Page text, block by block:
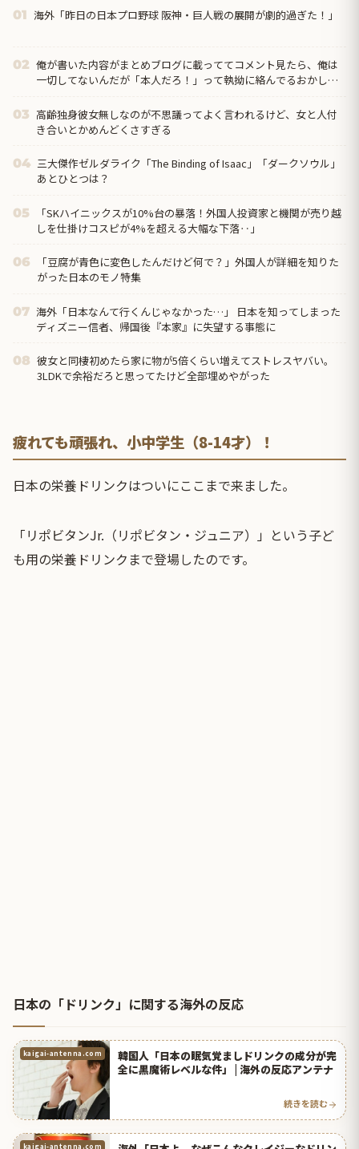
01 海外「昨日の日本プロ野球 阪神・巨人戦の展開が劇的過ぎた！」
02 俺が書いた内容がまとめブログに載っててコメント見たら、俺は
一切してないんだが「本人だろ！」って執拗に絡んでるおかしな
03 高齢独身彼女無しなのが不思議ってよく言われるけど、女と人付
き合いとかめんどくさすぎる
04 三大傑作ゼルダライク「The Binding of Isaac」「ダークソウル」
あとひとつは？
05
「SKハイニックスが10%台の暴落！外国人投資家と機関が売り越
しを仕掛けコスピが4%を超える大幅な下落‥」
06
「豆腐が青色に変色したんだけど何で？」外国人が詳細を知りた
がった日本のモノ特集
07 海外「日本なんて行くんじゃなかった…」 日本を知ってしまった
ディズニー信者、帰国後『本家』に失望する事態に
08 彼女と同棲初めたら家に物が5倍くらい増えてストレスヤバい。
3LDKで余裕だろと思ってたけど全部埋めやがった
疲れても頑張れ、小中学生（8-14才）！
日本の栄養ドリンクはついにここまで来ました。
「リポビタンJr.（リポビタン・ジュニア）」という子ど
も用の栄養ドリンクまで登場したのです。
日本の「ドリンク」に関する海外の反応
kaigai-antenna.com
韓国人「日本の眠気覚ましドリンクの成分が完
全に黒魔術レベルな件」 | 海外の反応アンテナ
続きを読む
kaigai-antenna.com